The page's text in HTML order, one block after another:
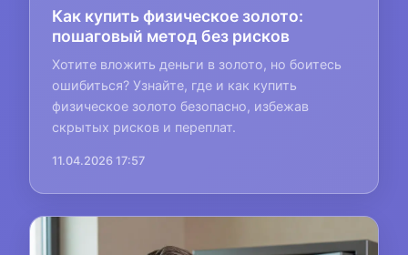
Как купить физическое золото:
пошаговый метод без рисков
Хотите вложить деньги в золото, но боитесь
ошибиться? Узнайте, где и как купить
физическое золото безопасно, избежав
скрытых рисков и переплат.
11.04.2026 17:57